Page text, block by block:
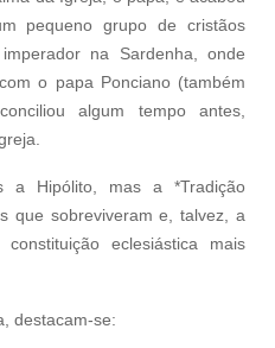
pequeno grupo de cristãos
na Sardenha, onde
o papa Ponciano (também
algum tempo antes,
a Hipólito, mas a *Tradição
que sobreviveram e, talvez, a
eclesiástica mais
destacam-se: